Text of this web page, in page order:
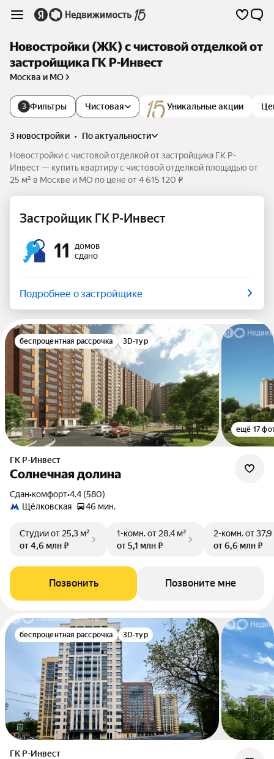
Новостройки (ЖК) с чистовой отделкой от
застройщика ГК Р-Инвест
Москва и МО
3 Фильтры Уникальные акции
Чистовая
3 новостройки •
по актуальности
Новостройки с чистовой отделкой от застройщика ГК Р-
Инвест — купить квартиру с чистовой отделкой площадью от
25 м² в Москве и МО по цене от 4 615 120 ₽
Застройщик ГК Р-Инвест
11
домов
сдано
Подробнее о застройщике
беспроцентная рассрочка 3D-тур
ещё 17
ГК Р-Инвест
Солнечная долина
Сдан•комфорт•4.4 (580)
Щёлковская
46 мин.
Студииот 25,3 м²
от 4,6 млн ₽
1-комн.от 28,4 м²
от 5,1 млн ₽
2-комн.от
от 6,6 млн ₽
Позвонить Позвоните мне
беспроцентная рассрочка 3D-тур
ГК Р-Инвест